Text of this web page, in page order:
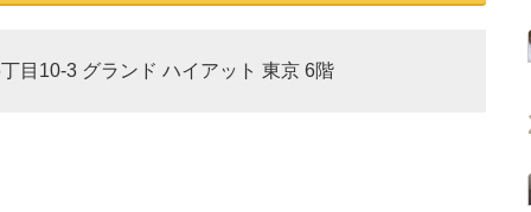
目10-3 グランド ハイアット 東京 6階